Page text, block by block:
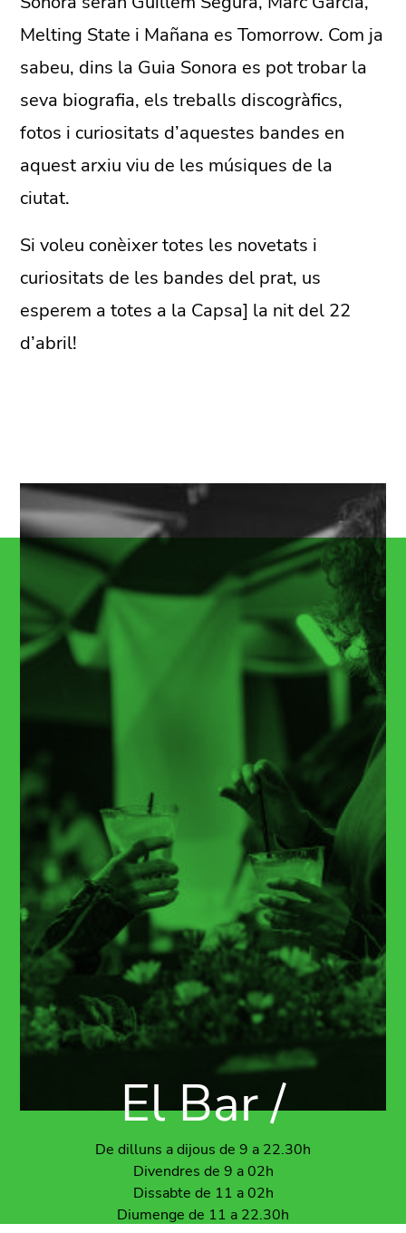
Melting State i Mañana es Tomorrow. Com ja
sabeu, dins la Guia Sonora es pot trobar la
seva biografia, els treballs discogràfics,
fotos i curiositats d’aquestes bandes en
aquest arxiu viu de les músiques de la
ciutat.
Si voleu conèixer totes les novetats i
curiositats de les bandes del prat, us
esperem a totes a la Capsa] la nit del 22
d’abril!
El Bar /
De dilluns a dijous de 9 a 22.30h
Divendres de 9 a 02h
Dissabte de 11 a 02h
Diumenge de 11 a 22.30h